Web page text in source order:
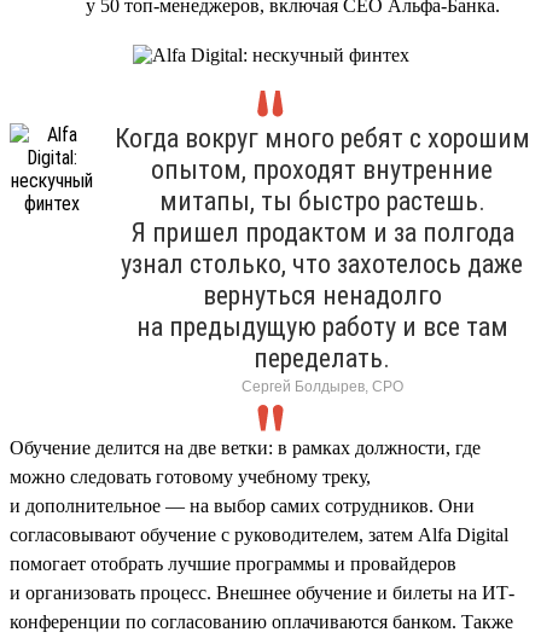
у 50 топ-менеджеров, включая CEO Альфа-Банка.
Когда вокруг много ребят с хорошим
опытом, проходят внутренние
митапы, ты быстро растешь.
Я пришел продактом и за полгода
узнал столько, что захотелось даже
вернуться ненадолго
на предыдущую работу и все там
переделать.
Сергей Болдырев, СРО
Обучение делится на две ветки: в рамках должности, где
можно следовать готовому учебному треку,
и дополнительное — на выбор самих сотрудников. Они
согласовывают обучение с руководителем, затем Alfa Digital
помогает отобрать лучшие программы и провайдеров
и организовать процесс. Внешнее обучение и билеты на ИТ-
конференции по согласованию оплачиваются банком. Также